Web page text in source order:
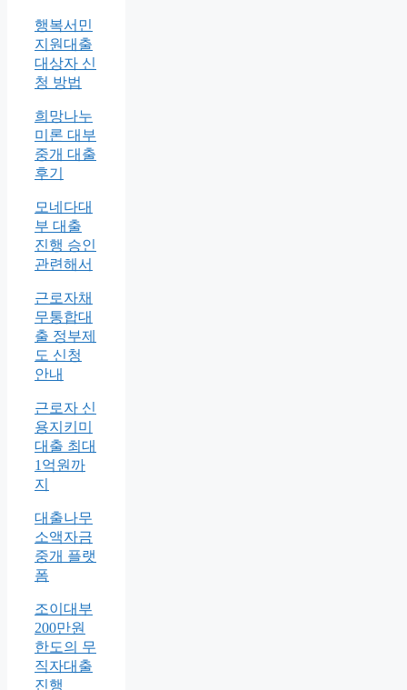
행복서민
지원대출
대상자 신
청 방법
희망나누
미론 대부
중개 대출
후기
모네다대
부 대출
진행 승인
관련해서
근로자채
무통합대
출 정부제
도 신청
안내
근로자 신
용지키미
대출 최대
1억원까
지
대출나무
소액자금
중개 플랫
폼
조이대부
200만원
한도의 무
직자대출
진행